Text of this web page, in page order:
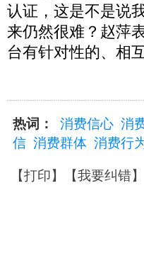
认证，这是不是说
来仍然很难？赵萍
台有针对性的、相
热词： 消费信心 消
信 消费群体 消费行
【打印】【我要纠错